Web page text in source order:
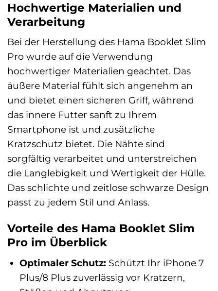
Hochwertige Materialien und
Verarbeitung
Bei der Herstellung des Hama Booklet Slim
Pro wurde auf die Verwendung
hochwertiger Materialien geachtet. Das
äußere Material fühlt sich angenehm an
und bietet einen sicheren Griff, während
das innere Futter sanft zu Ihrem
Smartphone ist und zusätzliche
Kratzschutz bietet. Die Nähte sind
sorgfältig verarbeitet und unterstreichen
die Langlebigkeit und Wertigkeit der Hülle.
Das schlichte und zeitlose schwarze Design
passt zu jedem Stil und Anlass.
Vorteile des Hama Booklet Slim
Pro im Überblick
Optimaler Schutz:Schützt Ihr iPhone 7
Plus/8 Plus zuverlässig vor Kratzern,